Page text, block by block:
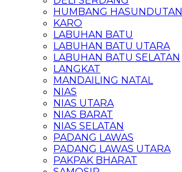
HUMBANG HASUNDUTAN
KARO
LABUHAN BATU
LABUHAN BATU UTARA
LABUHAN BATU SELATAN
LANGKAT
MANDAILING NATAL
NIAS
NIAS UTARA
NIAS BARAT
NIAS SELATAN
PADANG LAWAS
PADANG LAWAS UTARA
PAKPAK BHARAT